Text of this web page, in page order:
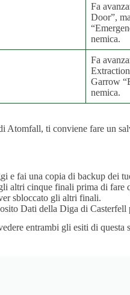
Fa
Door”,
nemica.
Fa
Garrow
nemica.
Atomfall, ti conviene fare un
e fai una copia di backup dei
altri cinque finali prima di fare
sbloccato gli altri finali.
Dati della Diga di Casterfell
entrambi gli esiti di questa